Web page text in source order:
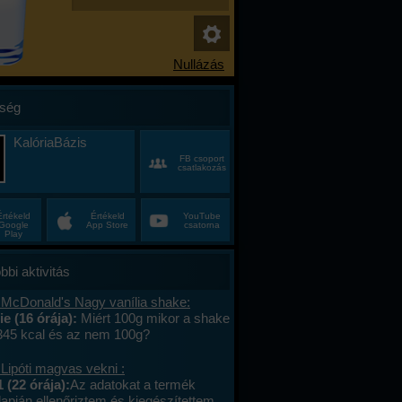
KalóriaBázis
FB csoport
csatlakozás
Play
Értékeld
App Store
YouTube
csatorna
aktivitás
Nagy vanília shake:
(16 órája): Miért 100g mikor a shake
kcal és az nem 100g?
magvas vekni :
(22 órája):Az adatokat a termék